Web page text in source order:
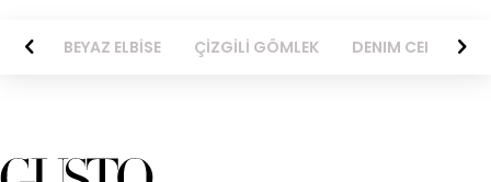
BEYAZ ELBİSE ÇİZGİLİ GÖMLEK DENIM CEKET